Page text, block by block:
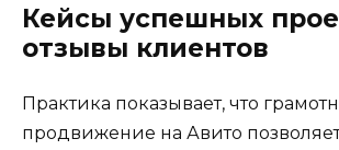
Кейсы успешных
отзывы клиентов
Практика показывает, что
продвижение на Авито